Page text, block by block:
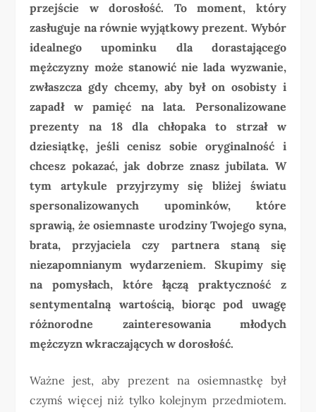
przejście w dorosłość. To moment, który
zasługuje na równie wyjątkowy prezent. Wybór
idealnego upominku dla dorastającego
mężczyzny może stanowić nie lada wyzwanie,
zwłaszcza gdy chcemy, aby był on osobisty i
zapadł w pamięć na lata. Personalizowane
prezenty na 18 dla chłopaka to strzał w
dziesiątkę, jeśli cenisz sobie oryginalność i
chcesz pokazać, jak dobrze znasz jubilata. W
tym artykule przyjrzymy się bliżej światu
spersonalizowanych upominków, które
sprawią, że osiemnaste urodziny Twojego syna,
brata, przyjaciela czy partnera staną się
niezapomnianym wydarzeniem. Skupimy się
na pomysłach, które łączą praktyczność z
sentymentalną wartością, biorąc pod uwagę
różnorodne zainteresowania młodych
mężczyzn wkraczających w dorosłość.
Ważne jest, aby prezent na osiemnastkę był
czymś więcej niż tylko kolejnym przedmiotem.